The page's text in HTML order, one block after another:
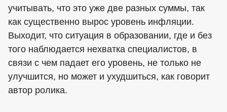
учитывать, что это уже две разных суммы, так
как существенно вырос уровень инфляции.
Выходит, что ситуация в образовании, где и без
того наблюдается нехватка специалистов, в
связи с чем падает его уровень, не только не
улучшится, но может и ухудшиться, как говорит
автор ролика.